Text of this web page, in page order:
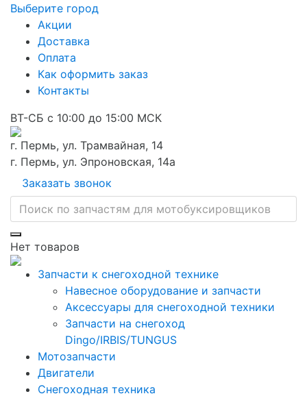
Выберите город
Акции
Доставка
Оплата
Как оформить заказ
Контакты
ВТ-СБ с 10:00 до 15:00 МСК
г. Пермь, ул. Трамвайная, 14
г. Пермь, ул. Эпроновская, 14а
Заказать звонок
Нет товаров
Запчасти к снегоходной технике
Навесное оборудование и запчасти
Аксессуары для снегоходной техники
Запчасти на снегоход
Dingo/IRBIS/TUNGUS
Мотозапчасти
Двигатели
Снегоходная техника